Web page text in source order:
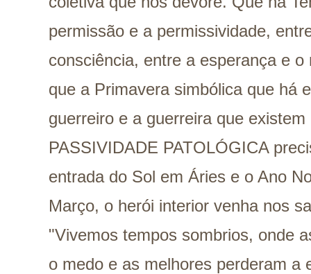
permissão e a permissividade,
consciência, entre a esperança e
que a Primavera simbólica que há
guerreiro e a guerreira que
PASSIVIDADE PATOLÓGICA
entrada do Sol em Áries e o Ano
Março, o herói interior venha nos
"Vivemos tempos sombrios, onde
o medo e as melhores perderam a